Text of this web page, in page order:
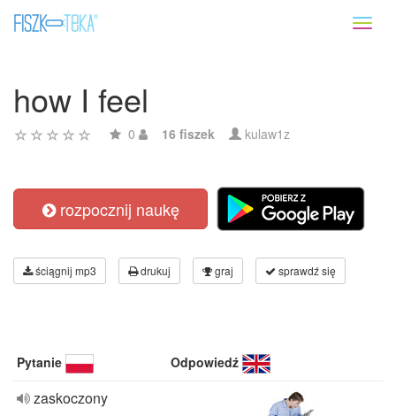
how I feel
0 16 fiszek kulaw1z
rozpocznij naukę
ściągnij mp3 drukuj graj sprawdź się
Pytanie Odpowiedź
zaskoczony